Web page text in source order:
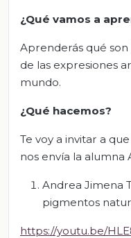
¿Qué vamos a
Aprenderás qué
de las expresiones
mundo.
¿Qué hacemos?
Te voy a invitar a
nos envía la alumna
Andrea Jimena
pigmentos
https://youtu.be/